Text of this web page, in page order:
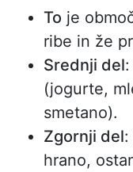
To je
ribe in že
Srednji del
(jogurte,
smetano).
Zgornji del:
hrano,